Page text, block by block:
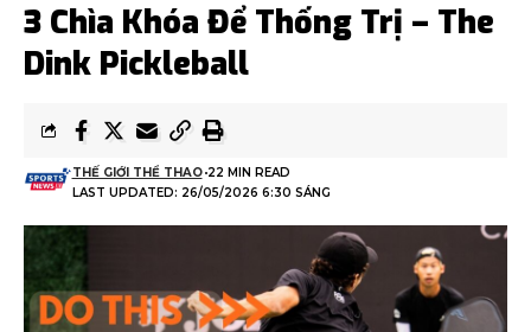
3 Chìa Khóa Để Thống Trị – The
Dink Pickleball
LAST UPDATED: 26/05/2026 6:30 SÁNG
THẾ GIỚI THỂ THAO 22 MIN READ